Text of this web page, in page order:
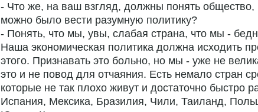
- Что же, на ваш взгляд, должны понять общество,
можно было вести разумную политику?
- Понять, что мы, увы, слабая страна, что мы -
Наша экономическая политика должна исходить
этого. Признавать это больно, но мы - уже не
это и не повод для отчаяния. Есть немало стран
которые не так плохо живут и достаточно быстро
Испания, Мексика, Бразилия, Чили, Таиланд,